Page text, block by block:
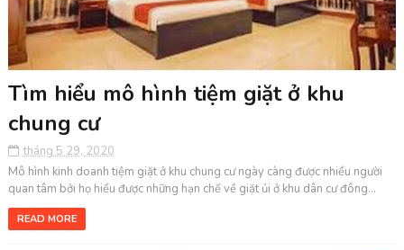
Tìm hiểu mô hình tiệm giặt ở khu
chung cư
tháng 5 29, 2020
Mô hình kinh doanh tiệm giặt ở khu chung cư ngày càng được nhiều người
quan tâm bởi họ hiểu được những hạn chế về giặt ủi ở khu dân cư đông...
READ MORE